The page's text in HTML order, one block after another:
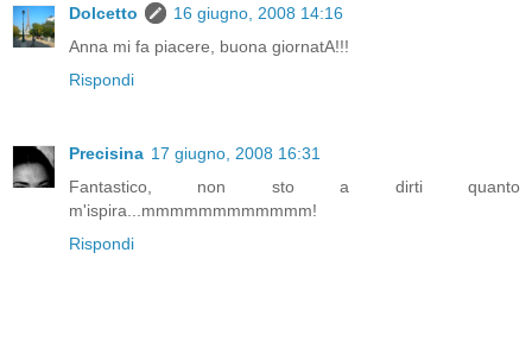
Dolcetto
16 giugno, 2008 14:16
Anna mi fa piacere, buona giornatA!!!
Rispondi
Precisina 17 giugno, 2008 16:31
Fantastico, non sto a dirti quanto
m'ispira...mmmmmmmmmmmm!
Rispondi